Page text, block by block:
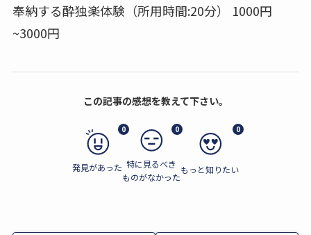
奉納する酔独楽体験（所用時間:20分） 1000円
~3000円
この記事の感想を教えて下さい。
0
発見があった
0
特に見るべき
ものがなかった
0
もっと知りたい